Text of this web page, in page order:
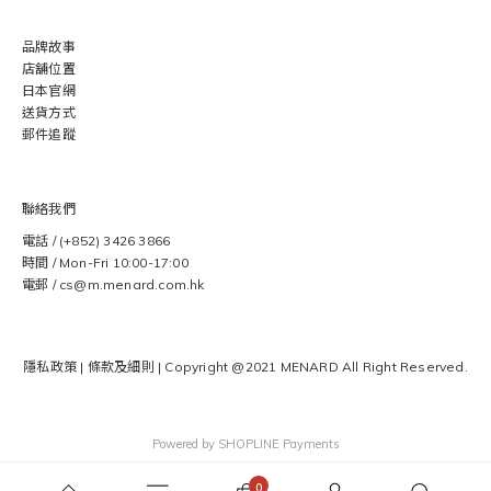
品牌故事
店舖位置
日本官網
送貨方式
郵件追蹤
聯絡我們
電話 / (+852) 3426 3866
時間 / Mon-Fri 10:00-17:00
電郵 / cs@m.menard.com.hk
隱私政策 | 條款及細則 | Copyright @2021 MENARD All Right Reserved.
Powered by SHOPLINE Payments